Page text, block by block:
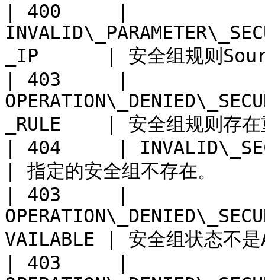
| 400     |
_IP      | 安全组规则
| 403     |
_RULE    | 安全组规
| 404     |
| 指定的安全组不存在
| 403     |
VAILABLE | 安全组状态
| 403     |